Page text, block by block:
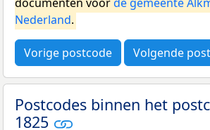
Nederland.
Vorige postcode Volgende
Postcodes binnen het
1825